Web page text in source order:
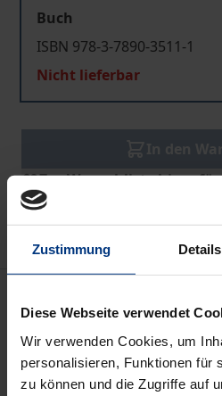
Zustimmung Details
Diese Webseite verwendet
Wir verwenden Cookies, um
personalisieren, Funktionen für
zu können und die Zugriffe auf
Buch
ISBN 978-3-7890-3511-1
Nicht lieferbar
Zur Wunschliste
Hinweise zu Versandkosten
Auflage
1